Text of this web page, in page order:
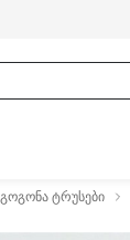
ტრუსები